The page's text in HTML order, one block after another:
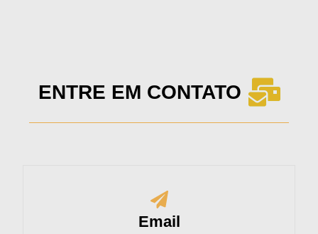
ENTRE EM CONTATO
Email